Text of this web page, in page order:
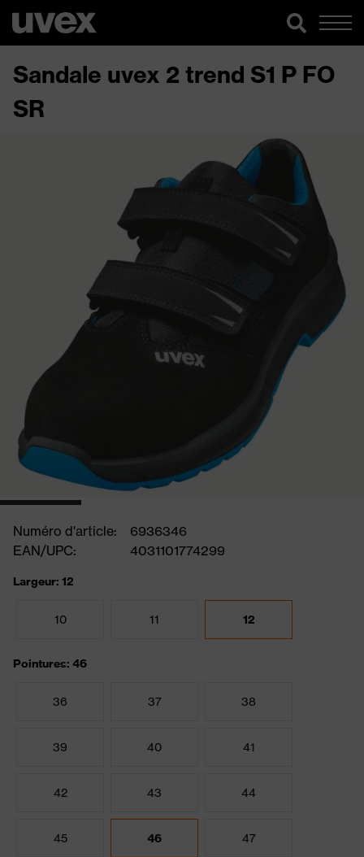
Sandale uvex 2 trend S1 P FO
SR
Numéro d'article:
6936346
EAN/UPC:
4031101774299
Largeur: 12
10 11 12
Pointures: 46
36 37 38
39 40 41
42 43 44
45 46 47